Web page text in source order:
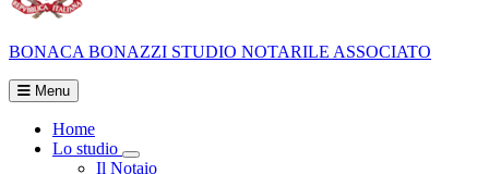
BONACA BONAZZI STUDIO NOTARILE ASSOCIATO
Menu
Home
Lo studio
Toggle Dropdown
Il Notaio